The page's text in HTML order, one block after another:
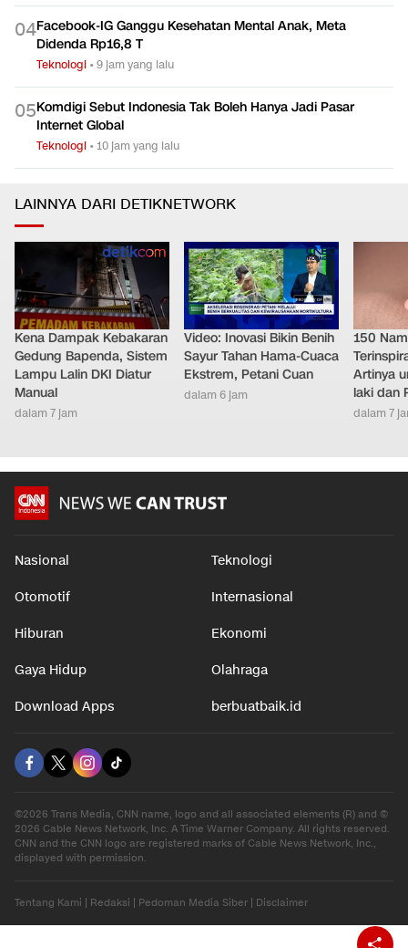
04Facebook-IG Ganggu Kesehatan Mental Anak, Meta
Didenda Rp16,8 T
Teknologi •9 jam yang lalu
05Komdigi Sebut Indonesia Tak Boleh Hanya Jadi Pasar
Internet Global
Teknologi •10 jam yang lalu
LAINNYA DARI DETIKNETWORK
Kena Dampak Kebakaran
Gedung Bapenda, Sistem
Lampu Lalin DKI Diatur
Manual
dalam 7 jam
Video: Inovasi Bikin Benih
Sayur Tahan Hama-Cuaca
Ekstrem, Petani Cuan
dalam 6 jam
150
Artinya
laki dan
dalam 7
Nasional Teknologi
Otomotif Internasional
Hiburan Ekonomi
Gaya Hidup Olahraga
Download Apps berbuatbaik.id
©2026 Trans Media, CNN name, logo and all associated elements (R) and ©
2026 Cable News Network, Inc. A Time Warner Company. All rights reserved.
CNN and the CNN logo are registered marks of Cable News Network, Inc.,
displayed with permission.
Tentang Kami | Redaksi | Pedoman Media Siber | Disclaimer